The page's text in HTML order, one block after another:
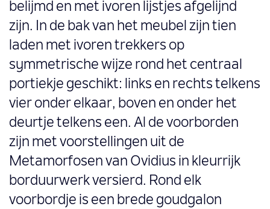
belijmd en met ivoren lijstjes afgelijnd
zijn. In de bak van het meubel zijn tien
laden met ivoren trekkers op
symmetrische wijze rond het centraal
portiekje geschikt: links en rechts telkens
vier onder elkaar, boven en onder het
deurtje telkens een. Al de voorborden
zijn met voorstellingen uit de
Metamorfosen van Ovidius in kleurrijk
borduurwerk versierd. Rond elk
voorbordje is een brede goudgalon